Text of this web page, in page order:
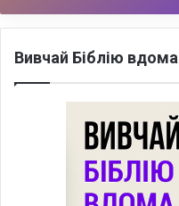
Вивчай Біблію вдома